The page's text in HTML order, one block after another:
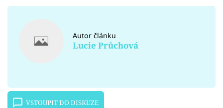
Autor článku
Lucie Průchová
VSTOUPIT DO DISKUZE